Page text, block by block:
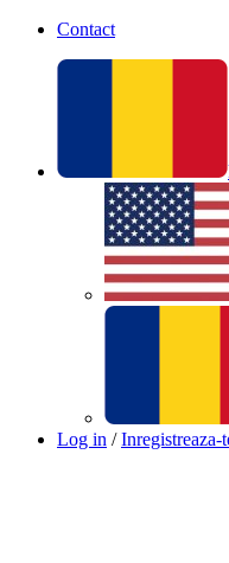
Contact
Log in / Inregistreaza-